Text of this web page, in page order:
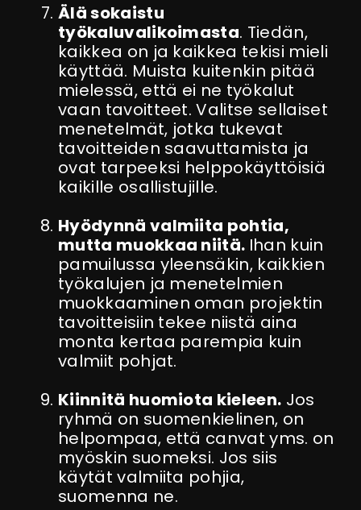
Älä sokaistu
työkaluvalikoimasta. Tiedän,
kaikkea on ja kaikkea tekisi mieli
käyttää. Muista kuitenkin pitää
mielessä, että ei ne työkalut
vaan tavoitteet. Valitse sellaiset
menetelmät, jotka tukevat
tavoitteiden saavuttamista ja
ovat tarpeeksi helppokäyttöisiä
kaikille osallistujille.
Hyödynnä valmiita pohtia,
mutta muokkaa niitä. Ihan kuin
pamuilussa yleensäkin, kaikkien
työkalujen ja menetelmien
muokkaaminen oman projektin
tavoitteisiin tekee niistä aina
monta kertaa parempia kuin
valmiit pohjat.
Kiinnitä huomiota kieleen. Jos
ryhmä on suomenkielinen, on
helpompaa, että canvat yms. on
myöskin suomeksi. Jos siis
käytät valmiita pohjia,
suomenna ne.